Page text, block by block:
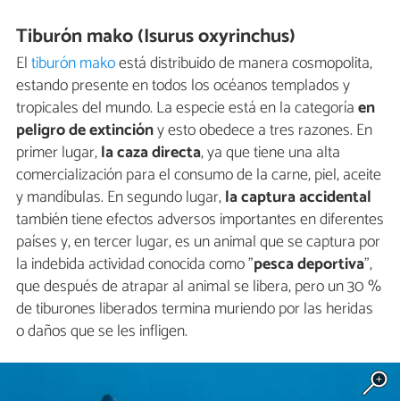
Tiburón mako (Isurus oxyrinchus)
Eltiburón makoestá distribuido de manera cosmopolita,
estando presente en todos los océanos templados y
tropicales del mundo. La especie está en la categoríaen
peligro de extincióny esto obedece a tres razones. En
primer lugar,la caza directa, ya que tiene una alta
comercialización para el consumo de la carne, piel, aceite
y mandíbulas. En segundo lugar,la captura accidental
también tiene efectos adversos importantes en diferentes
países y, en tercer lugar, es un animal que se captura por
la indebida actividad conocida como "pesca deportiva",
que después de atrapar al animal se libera, pero un 30 %
de tiburones liberados termina muriendo por las heridas
o daños que se les infligen.